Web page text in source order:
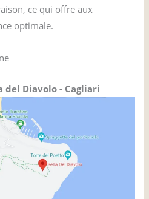
ce qui offre aux
optimale.
del Diavolo - Cagliari